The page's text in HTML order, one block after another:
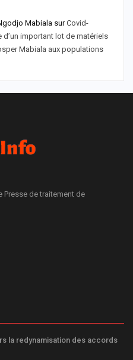
Mabiala surCovid-
d’un important lot de matériels
Mabiala aux populations
Presse de traitement de
la redynamisation des accords